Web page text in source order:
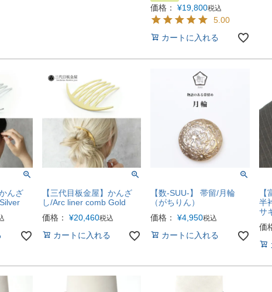
価格： ¥19,800税込
5.00
カートに入れる
んざ
【三代目板金屋】かんざ
し/Arc liner comb Gold
価格：
¥20,460税込
カートに入れる
【数-SUU-】 帯留/月輪
（がちりん）
価格：
¥4,950税込
カートに入れる
半
サ
価